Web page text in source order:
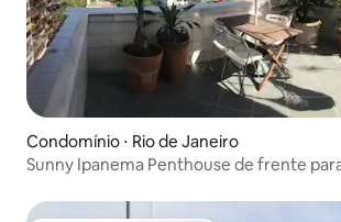
Condomínio ⋅ Rio de Janeiro
Sunny Ipanema Penthouse de frente